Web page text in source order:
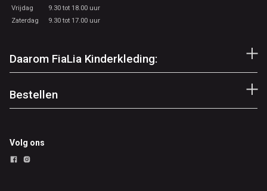
Vrijdag
9.30 tot 18.00 uur
Zaterdag
9.30 tot 17.00 uur
Daarom FiaLia Kinderkleding:
Bestellen
Volg ons